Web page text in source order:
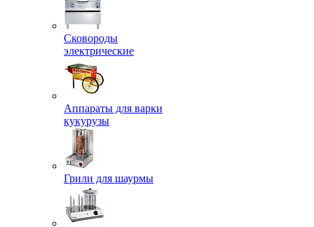
Сковороды
электрические
Аппараты для варки
кукурузы
Грили для шаурмы